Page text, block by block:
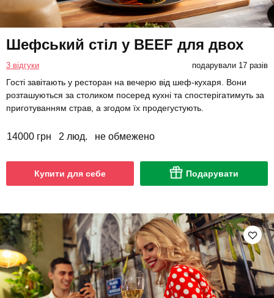
Шефський стіл у BEEF для двох
3 відгуки подарували 17 разів
Гості завітають у ресторан на вечерю від шеф-кухаря. Вони
розташуються за столиком посеред кухні та спостерігатимуть за
приготуванням страв, а згодом їх продегустують.
14000 грн 2 люд. не обмежено
Купити для себе Подарувати